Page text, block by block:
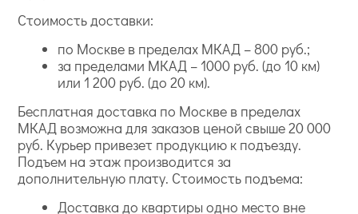
Стоимость доставки:
по Москве в пределах МКАД – 800 руб.;
за пределами МКАД – 1000 руб. (до 10 км)
или 1 200 руб. (до 20 км).
Бесплатная доставка по Москве в пределах
МКАД возможна для заказов ценой свыше 20 000
руб. Курьер привезет продукцию к подъезду.
Подъем на этаж производится за
дополнительную плату. Стоимость подъема:
Доставка до квартиры одно место вне